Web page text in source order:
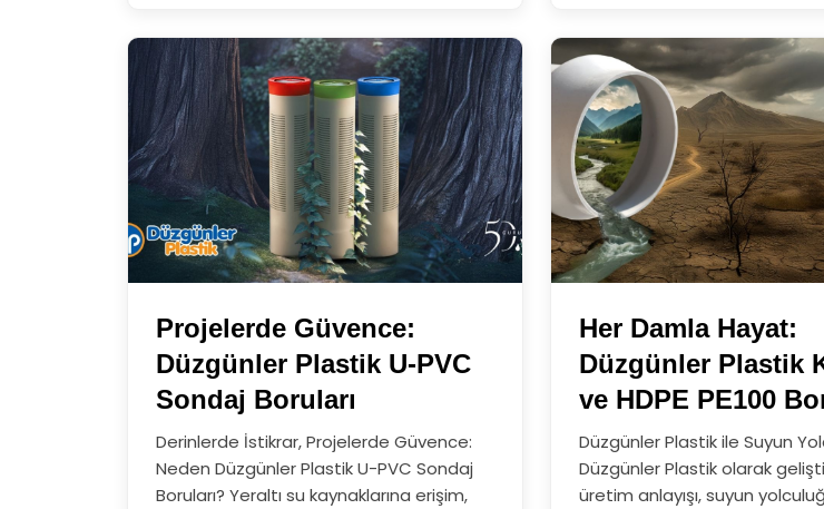
Projelerde Güvence:
Düzgünler Plastik U-PVC
Sondaj Boruları
Derinlerde İstikrar, Projelerde Güvence:
Neden Düzgünler Plastik U-PVC Sondaj
Boruları? Yeraltı su kaynaklarına erişim,
Her Damla Hayat:
Düzgünler Plastik
ve HDPE PE100
Düzgünler Plastik ile Suyun
Düzgünler Plastik olarak
üretim anlayışı, suyun